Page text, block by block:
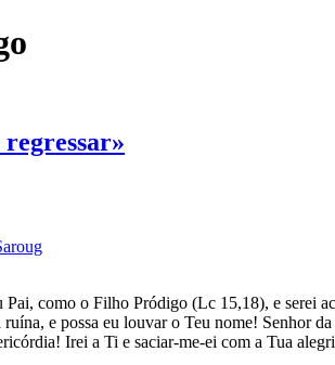
Pai, como o Filho Pródigo (Lc 15,18), e serei
ruína, e possa eu louvar o Teu nome! Senhor
Irei a Ti e saciar-me-ei com a Tua